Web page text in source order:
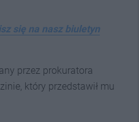
się na nasz biuletyn
przez prokuratora
który przedstawił mu